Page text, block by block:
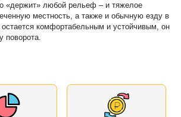
«держит» любой рельеф – и тяжелое
местность, а также и обычную езду в
комфортабельным и устойчивым, он
поворота.